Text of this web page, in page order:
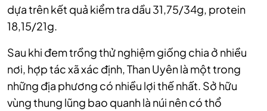
dựa trên kết quả kiểm tra dầu 31,75/34g, protein
18,15/21g.
Sau khi đem trồng thử nghiệm giống chia ở nhiều
nơi, hợp tác xã xác định, Than Uyên là một trong
những địa phương có nhiều lợi thế nhất. Sở hữu
vùng thung lũng bao quanh là núi nên có thổ